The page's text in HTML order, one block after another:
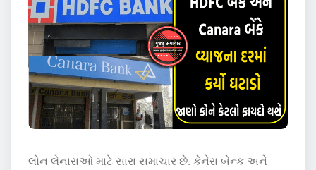
લોન લેનારાઓ માટે સારા સમાચાર છે. કેનેરા બેન્ક અને